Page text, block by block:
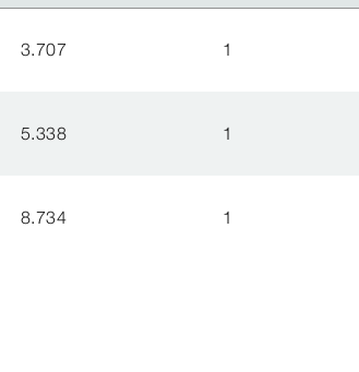
3.707 1
5.338 1
8.734 1